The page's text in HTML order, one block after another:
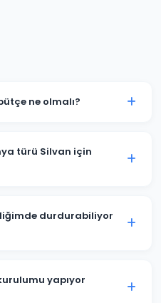
ne olmalı?
ve rekabete
bütçe analizi
türü Silvan için
Ağı ve Yerel
Kampanyaları,
durdurabiliyor
veya
durdurulduğunda
yapıyor